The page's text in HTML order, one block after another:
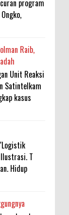
program
Raib,
Unit Reaksi
Satintelkam
kasus
T
Hidup